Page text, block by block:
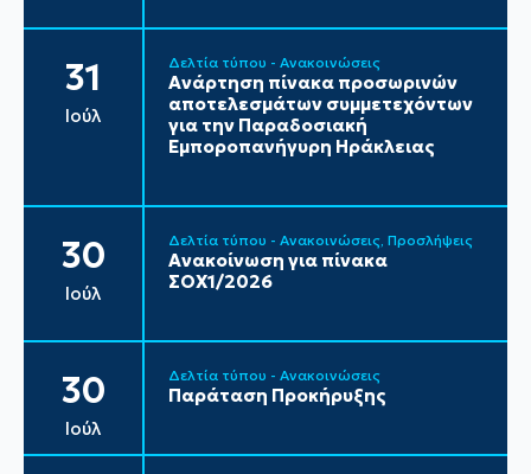
31
Ιούλ
Δελτία τύπου - Ανακοινώσεις
Ανάρτηση πίνακα προσωρινών
αποτελεσμάτων συμμετεχόντων
για την Παραδοσιακή
Εμποροπανήγυρη Ηράκλειας
30
Ιούλ
Δελτία τύπου - Ανακοινώσεις Προσλήψεις
Ανακοίνωση για πίνακα
ΣΟΧ1/2026
30
Ιούλ
Δελτία τύπου - Ανακοινώσεις
Παράταση Προκήρυξης